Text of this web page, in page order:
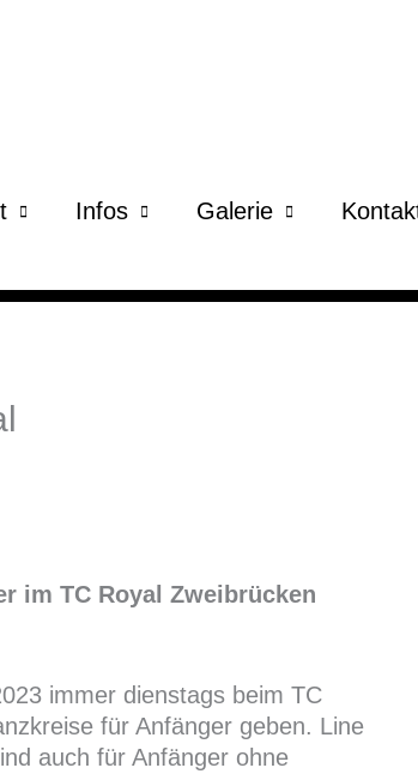
Infos Galerie
im TC Royal Zweibrücken
immer dienstags beim TC
für Anfänger geben. Line
auch für Anfänger ohne